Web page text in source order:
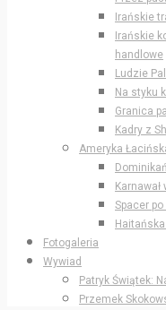
Irańskie
Irańskie
handlowe
Ludzie
Na styku
Granica
Kadry z
Ameryka
Karnawał
Spacer po
Fotogaleria
Wywiad
Patryk Świątek:
Przemek